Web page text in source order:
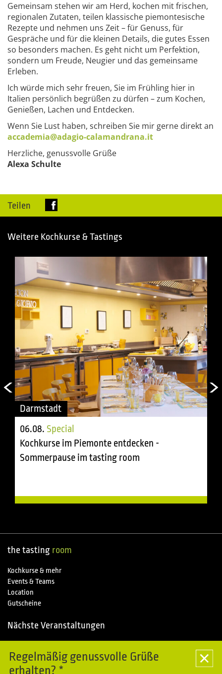
Gemeinsam stehen wir am Herd, kochen mit frischen,
regionalen Zutaten, teilen klassische piemontesische
Rezepte und nehmen uns Zeit – für Genuss, für
Gespräche und für die kleinen Details, die gutes Essen
so besonders machen. Es geht nicht um Perfektion,
sondern um Freude, Neugier und das gemeinsame
Erleben.
Ich würde mich sehr freuen, Sie im Frühling hier in
Italien persönlich begrüßen zu dürfen – zum Kochen,
Genießen, Lachen und Entdecken.
Wenn Sie Lust haben, schreiben Sie mir gerne direkt an
accademia@adagio-calamandrana.it
Herzliche, genussvolle Grüße
Alexa Schulte
Teilen
Weitere Kochkurse & Tastings
Darmstadt
06.08. Special
Kochkurse im Piemonte entdecken -
Sommerpause im tasting room
Regelmäßig genussvolle Grüße
erhalten? *
the tasting room
Kochkurse & mehr
Events & Teams
Location
Gutscheine
Nächste Veranstaltungen
Kochkurse im Piemonte entdecken - Sommerpause im tasting room